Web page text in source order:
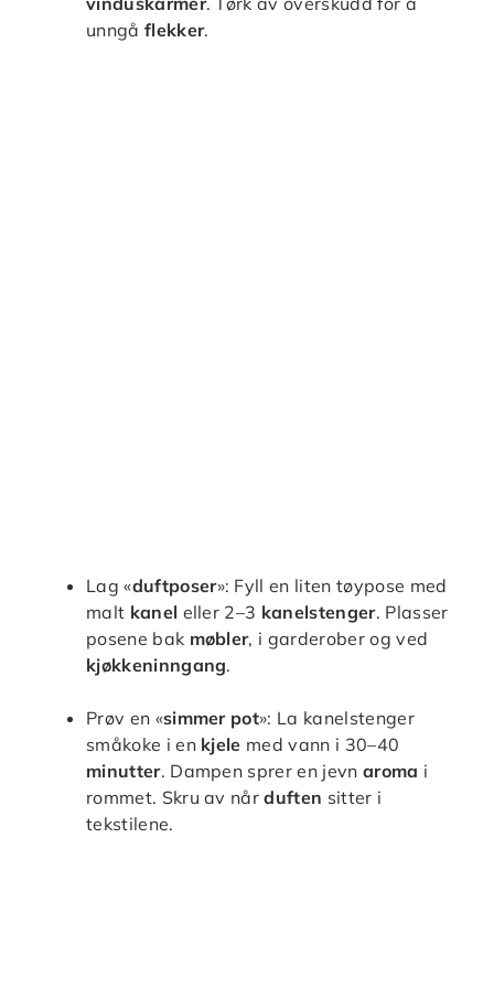
unngå flekker.
Lag «duftposer»: Fyll en liten tøypose med
malt kanel eller 2–3 kanelstenger. Plasser
posene bak møbler, i garderober og ved
kjøkkeninngang.
Prøv en «simmer pot»: La kanelstenger
småkoke i en kjele med vann i 30–40
minutter. Dampen sprer en jevn aroma i
rommet. Skru av nårduften sitter i
tekstilene.